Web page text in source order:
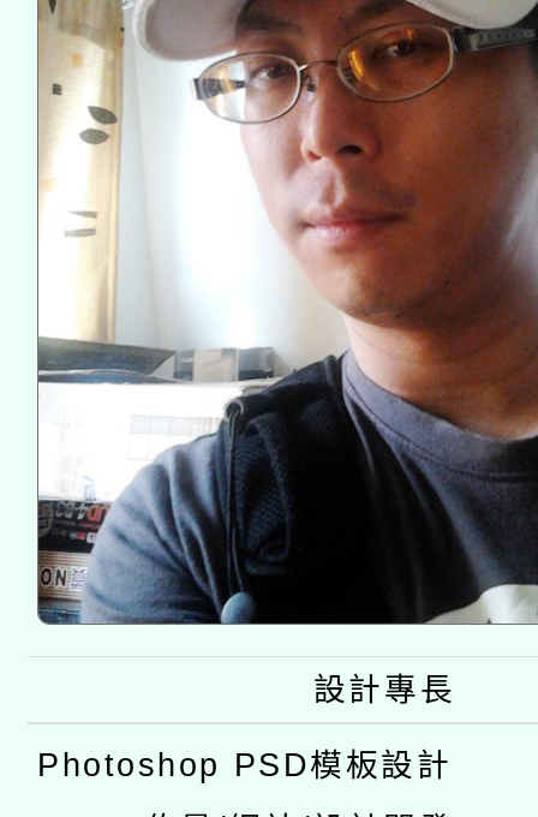
設計專長
Photoshop PSD模板設計